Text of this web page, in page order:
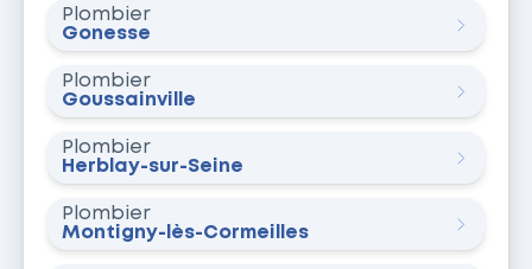
Plombier
Gonesse
Plombier
Goussainville
Plombier
Herblay-sur-Seine
Plombier
Montigny-lès-Cormeilles